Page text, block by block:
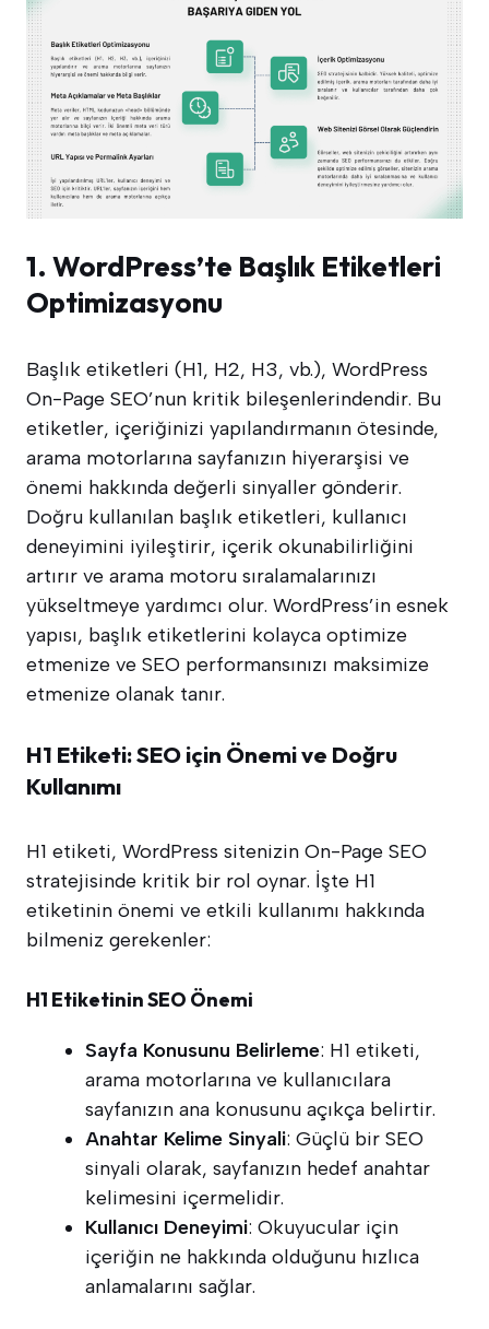
1. WordPress’te Başlık Etiketleri
Optimizasyonu
Başlık etiketleri (H1, H2, H3, vb.), WordPress
On-Page SEO’nun kritik bileşenlerindendir. Bu
etiketler, içeriğinizi yapılandırmanın ötesinde,
arama motorlarına sayfanızın hiyerarşisi ve
önemi hakkında değerli sinyaller gönderir.
Doğru kullanılan başlık etiketleri, kullanıcı
deneyimini iyileştirir, içerik okunabilirliğini
artırır ve arama motoru sıralamalarınızı
yükseltmeye yardımcı olur. WordPress’in esnek
yapısı, başlık etiketlerini kolayca optimize
etmenize ve SEO performansınızı maksimize
etmenize olanak tanır.
H1 Etiketi: SEO için Önemi ve Doğru
Kullanımı
H1 etiketi, WordPress sitenizin On-Page SEO
stratejisinde kritik bir rol oynar. İşte H1
etiketinin önemi ve etkili kullanımı hakkında
bilmeniz gerekenler:
H1 Etiketinin SEO Önemi
Sayfa Konusunu Belirleme: H1 etiketi,
arama motorlarına ve kullanıcılara
sayfanızın ana konusunu açıkça belirtir.
Anahtar Kelime Sinyali: Güçlü bir SEO
sinyali olarak, sayfanızın hedef anahtar
kelimesini içermelidir.
Kullanıcı Deneyimi: Okuyucular için
içeriğin ne hakkında olduğunu hızlıca
anlamalarını sağlar.